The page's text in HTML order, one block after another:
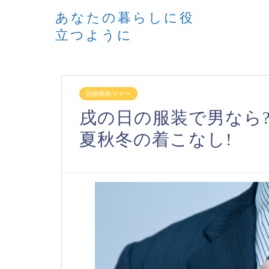
あなたの暮らしに役
立つように
冠婚葬祭マナー
戌の日の服装で男な
夏秋冬の着こなし!